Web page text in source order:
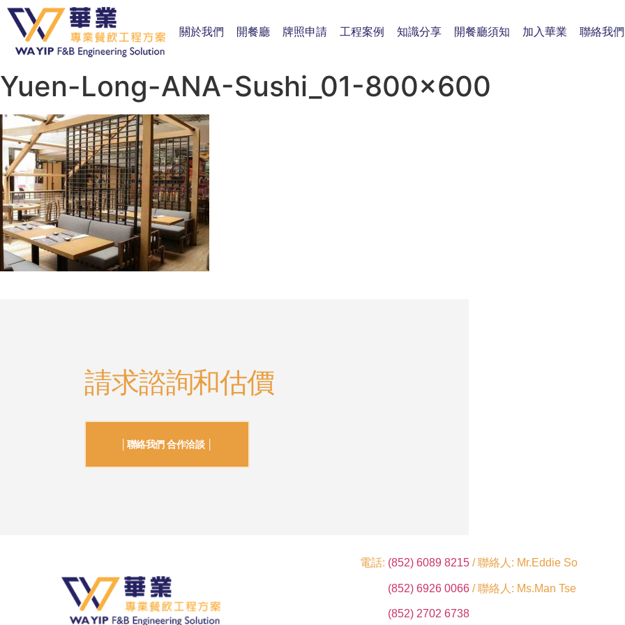
關於我們 開餐廳 牌照申請 工程案例 知識分享 開餐廳須知 加入華業 聯絡我們
Yuen-Long-ANA-Sushi_01-800×600
請求諮詢和估價
│聯絡我們 合作洽談 │
電話: (852) 6089 8215 / 聯絡人: Mr.Eddie So
(852) 6926 0066/ 聯絡人: Ms.Man Tse
(852) 2702 6738